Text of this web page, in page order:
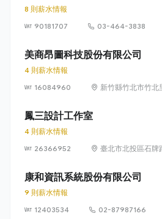
8 則薪水情報
90181707
03-464-3838
美商昂圖科技股份有限公司
4 則薪水情報
16084960
新竹縣竹北市竹北
鳳三設計工作室
4 則薪水情報
26366952
臺北市北投區石牌
康和資訊系統股份有限公司
9 則薪水情報
12403534
02-87987166